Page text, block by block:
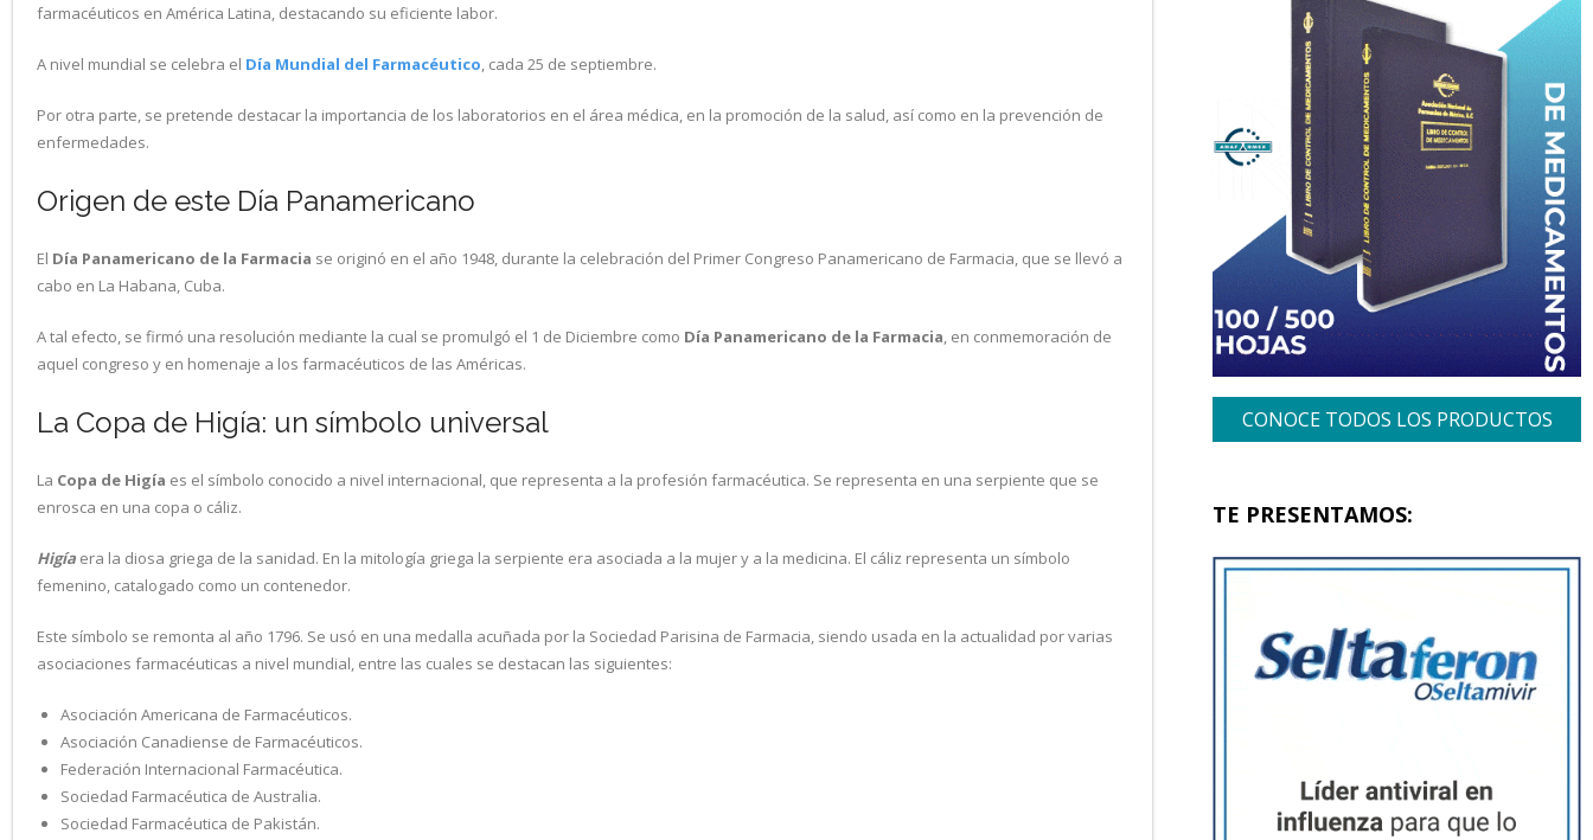
farmacéuticos en América Latina, destacando su eficiente labor.
A nivel mundial se celebra el Día Mundial del Farmacéutico, cada 25 de septiembre.
Por otra parte, se pretende destacar la importancia de los laboratorios en el área médica, en la promoción de la salud, así como en la prevención de
enfermedades.
Origen de este Día Panamericano
El Día Panamericano de la Farmacia se originó en el año 1948, durante la celebración del Primer Congreso Panamericano de Farmacia, que se llevó a
cabo en La Habana, Cuba.
A tal efecto, se firmó una resolución mediante la cual se promulgó el 1 de Diciembre como Día Panamericano de la Farmacia, en conmemoración de
aquel congreso y en homenaje a los farmacéuticos de las Américas.
La Copa de Higía: un símbolo universal
La Copa de Higía es el símbolo conocido a nivel internacional, que representa a la profesión farmacéutica. Se representa en una serpiente que se
enrosca en una copa o cáliz.
Higía era la diosa griega de la sanidad. En la mitología griega la serpiente era asociada a la mujer y a la medicina. El cáliz representa un símbolo
femenino, catalogado como un contenedor.
Este símbolo se remonta al año 1796. Se usó en una medalla acuñada por la Sociedad Parisina de Farmacia, siendo usada en la actualidad por varias
asociaciones farmacéuticas a nivel mundial, entre las cuales se destacan las siguientes:
Asociación Americana de Farmacéuticos.
Asociación Canadiense de Farmacéuticos.
Federación Internacional Farmacéutica.
Sociedad Farmacéutica de Australia.
Sociedad Farmacéutica de Pakistán.
CONOCE TODOS LOS PRODUCTOS
TE PRESENTAMOS: